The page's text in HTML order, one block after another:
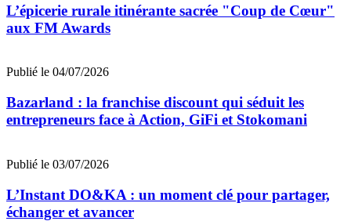
L’épicerie rurale itinérante sacrée "Coup de Cœur"
aux FM Awards
Publié le 04/07/2026
Bazarland : la franchise discount qui séduit les
entrepreneurs face à Action, GiFi et Stokomani
Publié le 03/07/2026
L’Instant DO&KA : un moment clé pour partager,
échanger et avancer